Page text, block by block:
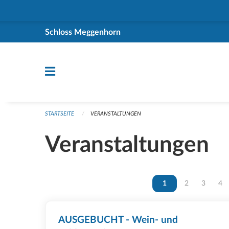
Schloss Meggenhorn
STARTSEITE VERANSTALTUNGEN
Veranstaltungen
Vous êtes sur la page
1 Vous êtes sur
2 Vous
3 4
AUSGEBUCHT - Wein- und